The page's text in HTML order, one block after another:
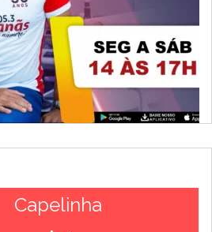
Capelinha